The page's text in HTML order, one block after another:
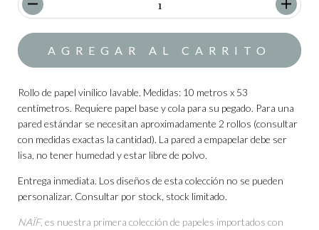
Rollo de papel vinílico lavable. Medidas: 10 metros x 53
centímetros. Requiere papel base y cola para su pegado. Para una
pared estándar se necesitan aproximadamente 2 rollos (consultar
con medidas exactas la cantidad). La pared a empapelar debe ser
lisa, no tener humedad y estar libre de polvo.
Entrega inmediata. Los diseños de esta colección no se pueden
personalizar. Consultar por stock, stock limitado.
NAÏF, es nuestra primera colección de papeles importados con